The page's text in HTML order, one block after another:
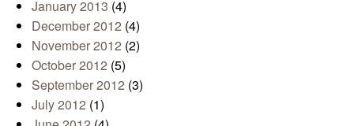
January 2013 (4)
December 2012 (4)
November 2012 (2)
October 2012 (5)
September 2012 (3)
July 2012 (1)